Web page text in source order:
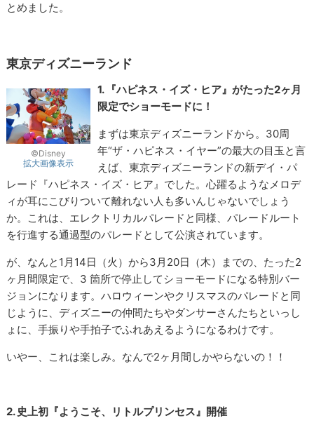
とめました。
東京ディズニーランド
©Disney
拡大画像表示
1. 『ハピネス・イズ・ヒア』がたった2ヶ月
限定でショーモードに！
まずは東京ディズニーランドから。30周
年“ザ・ハピネス・イヤー”の最大の目玉と言
えば、東京ディズニーランドの新デイ・パ
レード『ハピネス・イズ・ヒア』でした。心躍るようなメロデ
ィが耳にこびりついて離れない人も多いんじゃないでしょう
か。これは、エレクトリカルパレードと同様、パレードルート
を行進する通過型のパレードとして公演されています。
が、なんと1月14日（火）から3月20日（木）までの、たった2
ヶ月間限定で、3 箇所で停止してショーモードになる特別バー
ジョンになります。ハロウィーンやクリスマスのパレードと同
じように、ディズニーの仲間たちやダンサーさんたちといっし
ょに、手振りや手拍子でふれあえるようになるわけです。
いやー、これは楽しみ。なんで2ヶ月間しかやらないの！！
2. 史上初『ようこそ、リトルプリンセス』開催